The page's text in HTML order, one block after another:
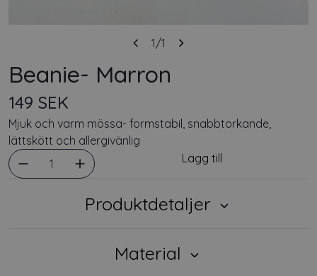
1/1
Beanie- Marron
149 SEK
Mjuk och varm mössa- formstabil, snabbtorkande,
lättskött och allergivänlig
Välj antal1 Lägg till
Produktdetaljer
Material